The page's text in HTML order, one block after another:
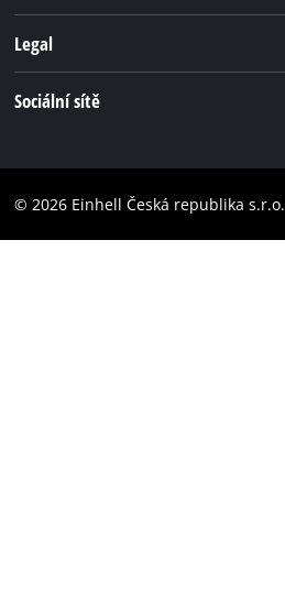
Systém akumulátorů
Bezúhlíková energie
Einhell celosvětově
Legal
Prohlášení o přístupnosti
Sociální sítě
Instagram
© 2026 Einhell Česká republika s.r.o.